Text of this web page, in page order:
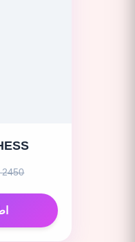
2450 د.ج